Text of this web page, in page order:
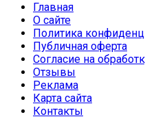
Главная
О сайте
Политика
Публичная оферта
Согласие на
Отзывы
Реклама
Карта сайта
Контакты